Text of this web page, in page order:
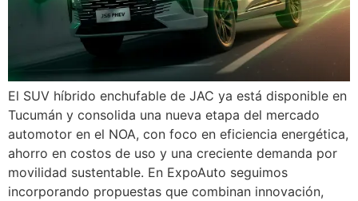
El SUV híbrido enchufable de JAC ya está disponible en
Tucumán y consolida una nueva etapa del mercado
automotor en el NOA, con foco en eficiencia energética,
ahorro en costos de uso y una creciente demanda por
movilidad sustentable. En ExpoAuto seguimos
incorporando propuestas que combinan innovación,